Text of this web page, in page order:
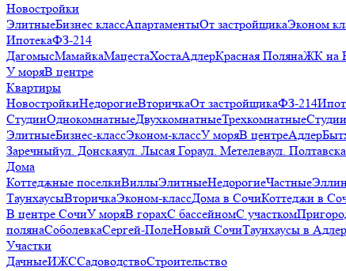
Новостройки
ЭлитныеБизнес классАпартаментыОт застройщикаЭконом
ИпотекаФЗ-214
ДагомысМамайкаМацестаХостаАдлерКрасная ПолянаЖК на
У моряВ центре
Квартиры
НовостройкиНедорогиеВторичкаОт застройщикаФЗ-214
СтудииОднокомнатныеДвухкомнатныеТрехкомнатные
ЭлитныеБизнес-классЭконом-классУ моряВ центреАдлер
Заречныйул. Донскаяул. Лысая Гораул. Метелеваул.
Дома
Коттеджные поселкиВиллыЭлитныеНедорогиеЧастные
ТаунхаусыВторичкаЭконом-классДома в СочиКоттеджи в
В центре СочиУ моряВ горахС бассейномС участком
полянаСоболевкаСергей-ПолеНовый СочиТаунхаусы в
Участки
ДачныеИЖССадоводствоСтроительство